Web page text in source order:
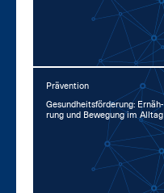
Prävention
Ge­sund­heits­för­de­rung: Er­näh­
rung und Be­we­gung im All­tag